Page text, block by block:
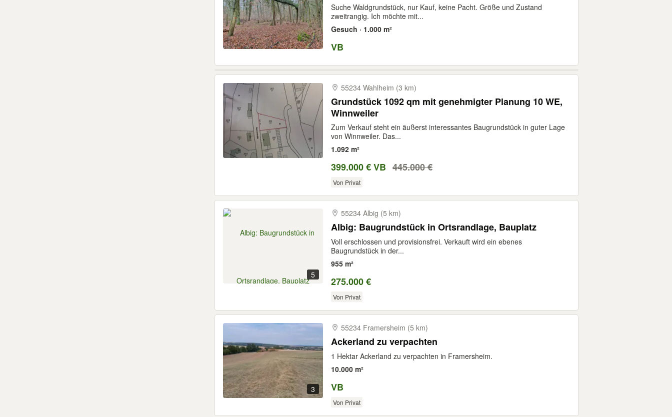
Suche Waldgrundstück, nur Kauf, keine Pacht. Größe und Zustand
zweitrangig. Ich möchte mit...
Gesuch · 1.000 m²
VB
55234 Wahlheim (3 km)
Grundstück 1092 qm mit genehmigter Planung 10 WE,
Winnweiler
Zum Verkauf steht ein äußerst interessantes Baugrundstück in guter Lage
von Winnweiler. Das...
1.092 m²
399.000 € VB 445.000 €
Von Privat
5
55234 Albig (5 km)
Albig: Baugrundstück in Ortsrandlage, Bauplatz
Voll erschlossen und provisionsfrei. Verkauft wird ein ebenes
Baugrundstück in der...
955 m²
275.000 €
Von Privat
3
55234 Framersheim (5 km)
Ackerland zu verpachten
1 Hektar Ackerland zu verpachten in Framersheim.
10.000 m²
VB
Von Privat